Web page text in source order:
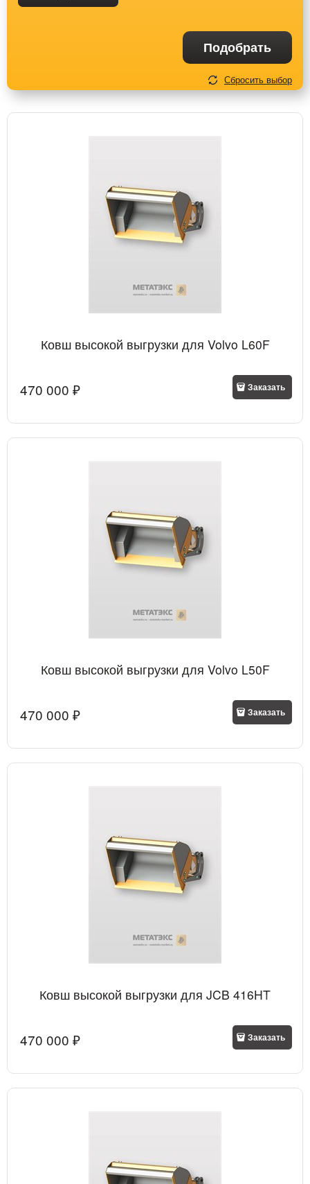
Подобрать
Сбросить выбор
Ковш высокой выгрузки для Volvo L60F
470 000 ₽ Заказать
Ковш высокой выгрузки для Volvo L50F
470 000 ₽ Заказать
Ковш высокой выгрузки для JCB 416HT
470 000 ₽ Заказать